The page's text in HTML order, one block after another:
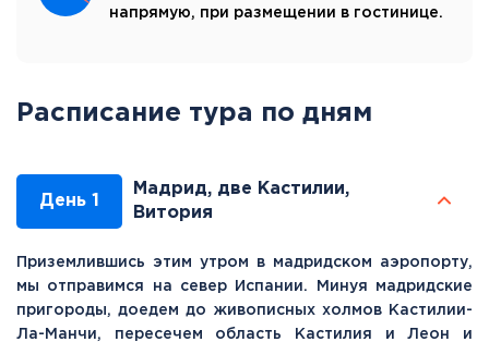
напрямую, при размещении в гостинице.
Расписание тура по дням
День 1
Мадрид, две Кастилии,
Витория
Приземлившись этим утром в мадридском аэропорту,
мы отправимся на север Испании. Минуя мадридские
пригороды, доедем до живописных холмов Кастилии-
Ла-Манчи, пересечем область Кастилия и Леон и